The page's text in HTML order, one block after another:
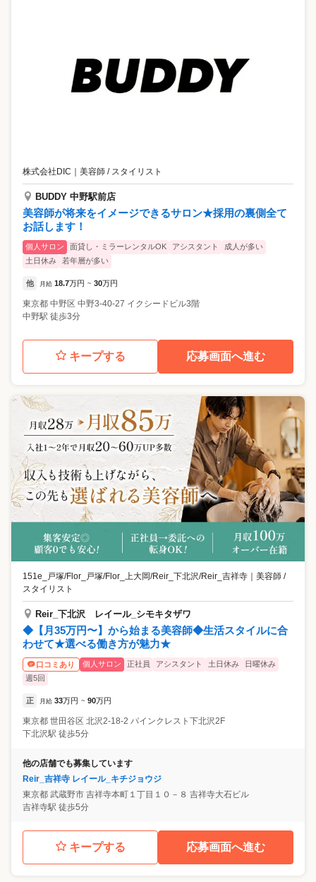
株式会社DIC ｜ 美容師 / スタイリスト
BUDDY 中野駅前店
美容師が将来をイメージできるサロン★採用の裏側全て
お話します！
個人サロン 面貸し・ミラーレンタルOK アシスタント
成人が多い
土日休み
若年層が多い
他 月給 18.7万円 ~ 30万円
東京都 中野区 中野3-40-27 イクシードビル3階
中野駅 徒歩3分
キープする 応募画面へ進む
151e_戸塚/Flor_戸塚/Flor_上大岡/Reir_下北沢/Reir_吉祥寺 ｜ 美容師 /
スタイリスト
Reir_下北沢 レイール_シモキタザワ
◆【月35万円〜】から始まる美容師◆生活スタイルに合
わせて★選べる働き方が魅力★
口コミあり 個人サロン 正社員 アシスタント 土日休み
日曜休み
週5回
正 月給 33万円 ~ 90万円
東京都 世田谷区 北沢2-18-2 パインクレスト下北沢2F
下北沢駅 徒歩5分
他の店舗でも募集しています
Reir_吉祥寺 レイール_キチジョウジ
東京都 武蔵野市 吉祥寺本町１丁目１０－８ 吉祥寺大石ビル
吉祥寺駅 徒歩5分
キープする 応募画面へ進む